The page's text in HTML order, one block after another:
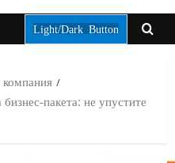
Light/Dark Button
пакета: не упустите